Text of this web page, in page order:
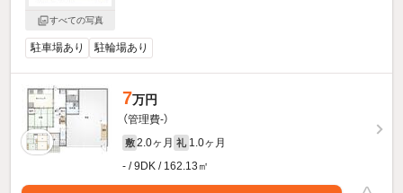
すべての写真
駐車場あり 駐輪場あり
7万円
（管理費-）
敷 2.0ヶ月 礼 1.0ヶ月
- / 9DK / 162.13㎡